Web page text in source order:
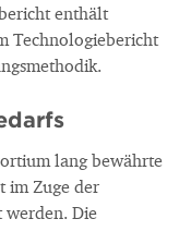
enthält
Technologiebericht
lang bewährte
im Zuge der
werden. Die